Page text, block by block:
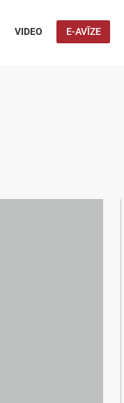
VIDEO E-AVĪZE